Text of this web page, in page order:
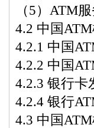
（5）ATM
4.2 中国
4.2.1 中国
4.2.2 中国
4.2.3 银行卡
4.2.4 银行
4.3 中国